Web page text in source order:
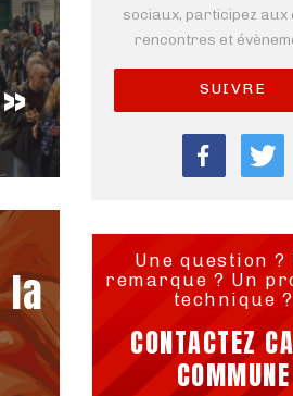
la
sociaux, participez aux
rencontres et
SUIVRE
Une question ?
remarque ? Un
technique ?
CONTACTEZ
COMMUNE